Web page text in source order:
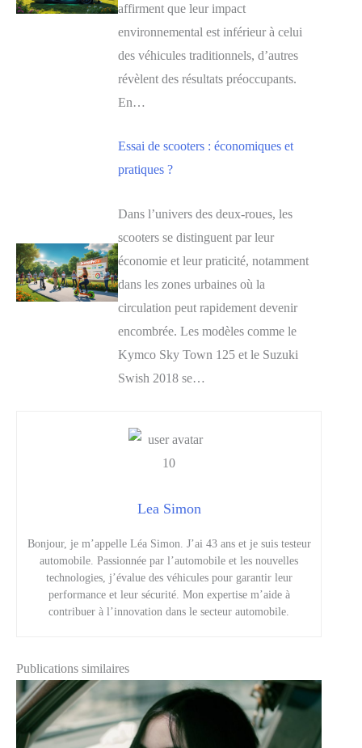
affirment que leur impact
environnemental est inférieur à celui
des véhicules traditionnels, d’autres
révèlent des résultats préoccupants.
En…
Essai de scooters : économiques et
pratiques ?
Dans l’univers des deux-roues, les
scooters se distinguent par leur
économie et leur praticité, notamment
dans les zones urbaines où la
circulation peut rapidement devenir
encombrée. Les modèles comme le
Kymco Sky Town 125 et le Suzuki
Swish 2018 se…
Lea Simon
Bonjour, je m’appelle Léa Simon. J’ai 43 ans et je suis testeur
automobile. Passionnée par l’automobile et les nouvelles
technologies, j’évalue des véhicules pour garantir leur
performance et leur sécurité. Mon expertise m’aide à
contribuer à l’innovation dans le secteur automobile.
Publications similaires